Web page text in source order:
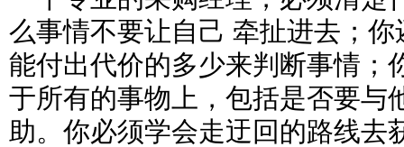
么事情不要让自己 牵扯进去；
能付出代价的多少来判断事情；
于所有的事物上，包括是否要与
助。你必须学会走迂回的路线去